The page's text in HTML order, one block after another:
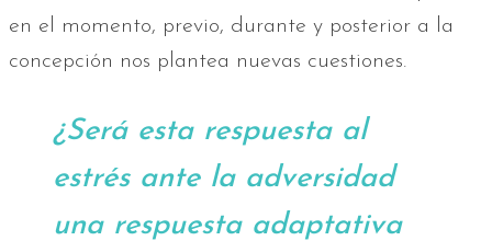
en el momento, previo, durante y posterior a la
concepción nos plantea nuevas cuestiones.
¿Será esta respuesta al
estrés ante la adversidad
una respuesta adaptativa